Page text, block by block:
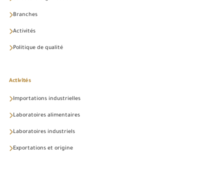
Branches
Activités
Politique de qualité
Activités
Importations industrielles
Laboratoires alimentaires
Laboratoires industriels
Exportations et origine